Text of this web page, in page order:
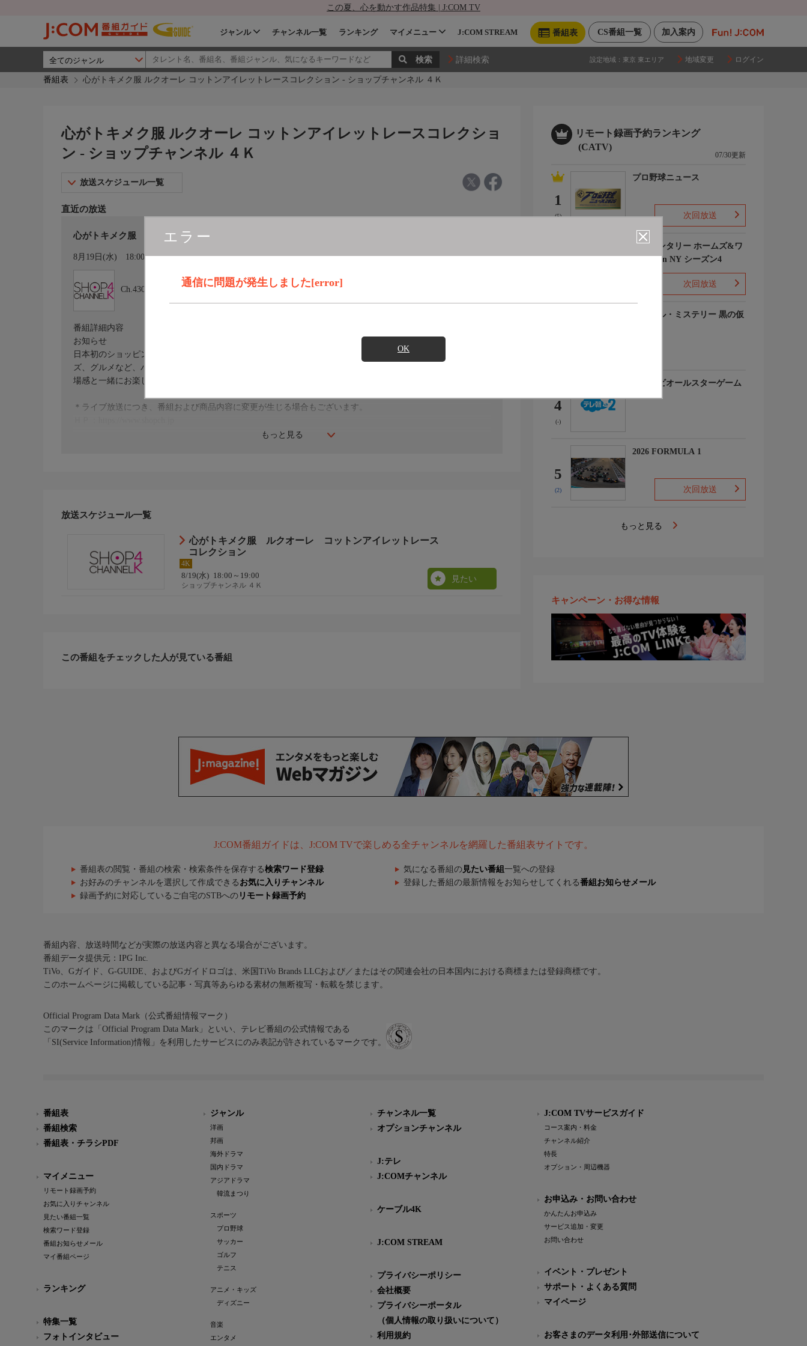
この夏、心を動かす作品特集 | J:COM TV
加入案内
CS番組一覧
番組表
ジャンル チャンネル一覧 ランキング マイメニュー J:COM STREAM
詳細検索 設定地域： 東京 東エリア 地域変更 ログイン
番組表 心がトキメク服 ルクオーレ コットンアイレットレースコレクション - ショップチャンネル ４Ｋ
エラー
通信に問題が発生しました[error]
OK
心がトキメク服 ルクオーレ コットンアイレットレースコレクショ
ン - ショップチャンネル ４Ｋ
放送スケジュール一覧
直近の放送
心がトキメク服 ルクオーレ コットンアイレットレースコレクション
8月19日(水) 18:00〜19:00
Ch.430
ショップチャンネル ４Ｋ
もっと見る
番組詳細内容
お知らせ
日本初のショッピング専門チャンネルとして1996年にスタート。ファッション、ビューティー、ホームグッ
ズ、グルメなど、バイヤーが厳選した商品を24時間ご紹介。世界中の逸品に出会う喜びを生放送ならではの臨
場感と一緒にお楽しみください。
＊ライブ放送につき、番組および商品内容に変更が生じる場合もございます。
放送スケジュール一覧
心がトキメク服 ルクオーレ コットンアイレットレース
コレクション
4K
8/19(水) 18:00～19:00
ショップチャンネル ４Ｋ
見たい
この番組をチェックした人が見ている番組
リモート録画予約ランキング
(CATV)
07/30更新
1
(5)
プロ野球ニュース
次回放送
エレメンタリー ホームズ&ワ
トソン in NY シーズン4
次回放送
ルーヴル・ミステリー 黒の仮
4
(-)
マイナビオールスターゲーム
2026
5
(2)
2026 FORMULA 1
次回放送
もっと見る
キャンペーン・お得な情報
J:COM番組ガイドは、J:COM TVで楽しめる全チャンネルを網羅した番組表サイトです。
番組表の閲覧・番組の検索・検索条件を保存する検索ワード登録 気になる番組の 見たい番組 一覧への登録
お好みのチャンネルを選択して作成できる お気に入りチャンネル 登録した番組の最新情報をお知らせしてくれる番組お知らせメール
録画予約に対応しているご自宅のSTBへの リモート録画予約
番組内容、放送時間などが実際の放送内容と異なる場合がございます。
番組データ提供元：IPG Inc.
TiVo、Gガイド、G-GUIDE、およびGガイドロゴは、米国TiVo Brands LLCおよび／またはその関連会社の日本国内における商標または登録商標です。
このホームページに掲載している記事・写真等あらゆる素材の無断複写・転載を禁じます。
Official Program Data Mark（公式番組情報マーク）
このマークは「Official Program Data Mark」といい、テレビ番組の公式情報である
「SI(Service Information)情報」を利用したサービスにのみ表記が許されているマークです。
番組表
番組検索
番組表・チラシPDF
マイメニュー
リモート録画予約
お気に入りチャンネル
見たい番組一覧
検索ワード登録
番組お知らせメール
マイ番組ページ
ランキング
特集一覧
フォトインタビュー
ジャンル
洋画
邦画
海外ドラマ
国内ドラマ
アジアドラマ
韓流まつり
スポーツ
プロ野球
サッカー
ゴルフ
テニス
アニメ・キッズ
ディズニー
音楽
エンタメ
チャンネル一覧
オプションチャンネル
J:テレ
J:COMチャンネル
ケーブル4K
J:COM STREAM
プライバシーポリシー
会社概要
プライバシーポータル
（個人情報の取り扱いについて）
利用規約
J:COM TVサービスガイド
コース案内・料金
チャンネル紹介
特長
オプション・周辺機器
お申込み・お問い合わせ
かんたんお申込み
サービス追加・変更
お問い合わせ
イベント・プレゼント
サポート・よくある質問
マイページ
お客さまのデータ利用･外部送信について